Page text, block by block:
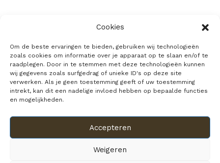
Cookies
Om de beste ervaringen te bieden, gebruiken wij technologieën
zoals cookies om informatie over je apparaat op te slaan en/of te
raadplegen. Door in te stemmen met deze technologieën kunnen
wij gegevens zoals surfgedrag of unieke ID's op deze site
verwerken. Als je geen toestemming geeft of uw toestemming
intrekt, kan dit een nadelige invloed hebben op bepaalde functies
en mogelijkheden.
Accepteren
Weigeren
Cookiebeleid
Downloads